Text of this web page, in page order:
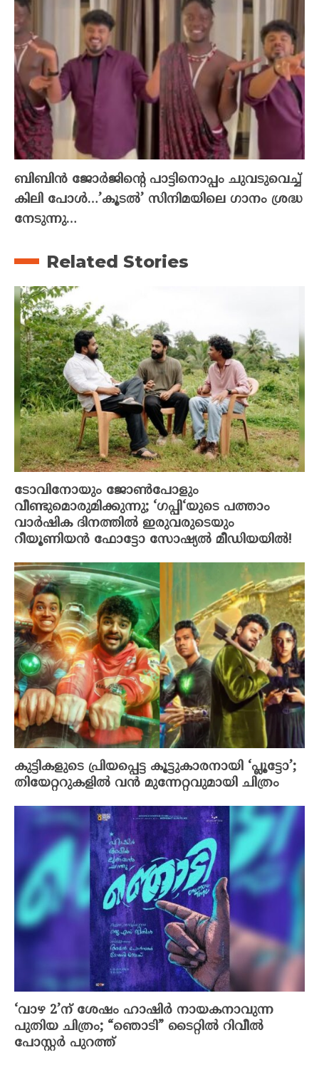
ബിബിൻ ജോർജിന്റെ പാട്ടിനൊപ്പം ചുവടുവെച്ച്
കിലി പോൾ…’കൂടൽ’ സിനിമയിലെ ഗാനം ശ്രദ്ധ
നേടുന്നു…
Related Stories
ടോവിനോയും ജോൺപോളും
വീണ്ടുമൊരുമിക്കുന്നു; ‘ഗപ്പി‘യുടെ പത്താം
വാർഷിക ദിനത്തിൽ ഇരുവരുടെയും
റീയൂണിയൻ ഫോട്ടോ സോഷ്യൽ മീഡിയയിൽ!
കുട്ടികളുടെ പ്രിയപ്പെട്ട കൂട്ടുകാരനായി ‘പ്ലൂട്ടോ’;
തിയേറ്ററുകളിൽ വൻ മുന്നേറ്റവുമായി ചിത്രം
‘വാഴ 2’ന് ശേഷം ഹാഷിർ നായകനാവുന്ന
പുതിയ ചിത്രം; “ഞൊടി” ടൈറ്റിൽ റിവീൽ
പോസ്റ്റർ പുറത്ത്